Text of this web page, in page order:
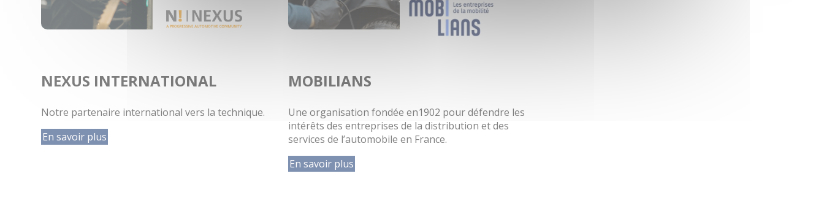
NEXUS INTERNATIONAL
Notre partenaire international vers la technique.
En savoir plus
MOBILIANS
Une organisation fondée en1902 pour défendre les
intérêts des entreprises de la distribution et des
services de l’automobile en France.
En savoir plus